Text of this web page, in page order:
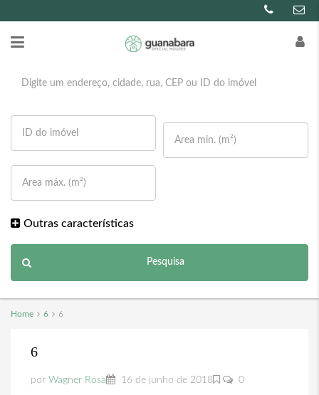
Outras características
Pesquisa
Home 6 6
6
por Wagner Rosa 16 de junho de 2018 0